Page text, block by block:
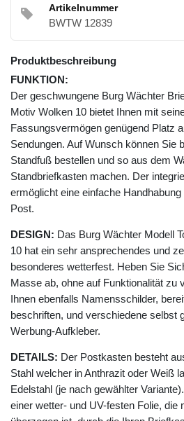
Artikelnummer
BWTW 12839
Produktbeschreibung
FUNKTION:
Der geschwungene Burg Wächter
Motiv Wolken 10 bietet Ihnen mit
Fassungsvermögen genügend Platz
Sendungen. Auf Wunsch können Sie
Standfuß bestellen und so aus dem
Standbriefkasten machen. Der
ermöglicht eine einfache
Post.
DESIGN: Das Burg Wächter Modell
10 hat ein sehr ansprechendes und
besonderes wetterfest. Heben Sie
Masse ab, ohne auf Funktionalität zu
Ihnen ebenfalls Namensschilder,
beschriften, und verschiedene selbst
Werbung-Aufkleber.
DETAILS: Der Postkasten besteht
Stahl welcher in Anthrazit oder Weiß
Edelstahl (je nach gewählter
einer wetter- und UV-festen Folie, die